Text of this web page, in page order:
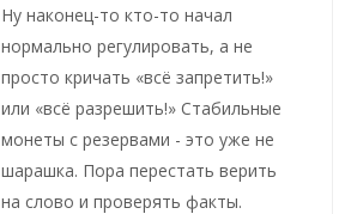
Ну наконец-то кто-то начал
нормально регулировать, а не
просто кричать «всё запретить!»
или «всё разрешить!» Стабильные
монеты с резервами - это уже не
шарашка. Пора перестать верить
на слово и проверять факты.